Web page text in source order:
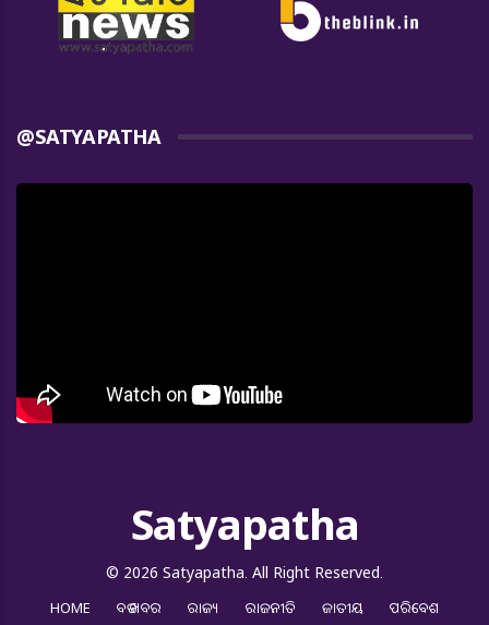
@SATYAPATHA
Satyapatha
© 2026 Satyapatha. All Right Reserved.
HOME ବଡ ଖବର ରାଜ୍ୟ ରାଜନୀତି ଜାତୀୟ ପରିବେଶ